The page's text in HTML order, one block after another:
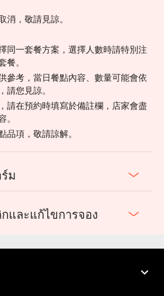
消，敬請見諒。
同一套餐方案，選擇人數時請特別注
。
參考，當日餐點內容、數量可能會依
請您見諒。
請在預約時填寫於備註欄，店家會盡
品項，敬請諒解。
ม
และแก้ไขการจอง